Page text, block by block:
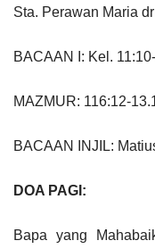
Sta. Perawan Maria
BACAAN I: Kel.
MAZMUR: 116:12-
BACAAN INJIL:
DOA PAGI:
Bapa yang